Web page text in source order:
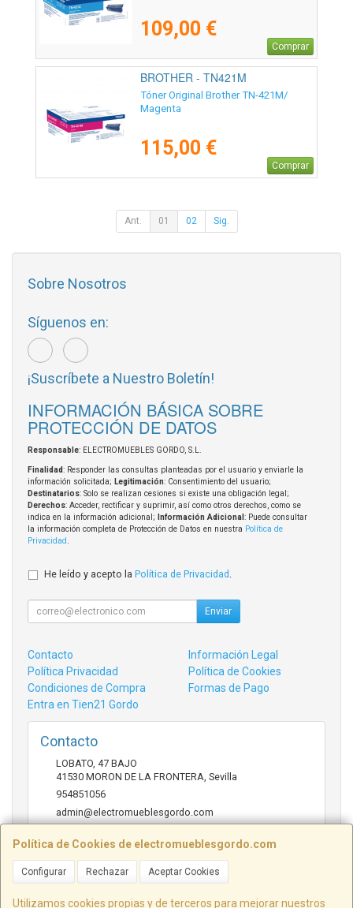
109,00 €
Comprar
BROTHER - TN421M
Tóner Original Brother TN-421M/
Magenta
115,00 €
Comprar
Ant. 01 02 Sig.
Política de Cookies de electromueblesgordo.com
Configurar Rechazar Aceptar Cookies
Utilizamos cookies propias y de terceros para mejorar nuestros
Sobre Nosotros
Síguenos en:
¡Suscríbete a Nuestro Boletín!
INFORMACIÓN BÁSICA SOBRE
PROTECCIÓN DE DATOS
Responsable: ELECTROMUEBLES GORDO, S.L.
Finalidad: Responder las consultas planteadas por el usuario y enviarle la
información solicitada; Legitimación: Consentimiento del usuario;
Destinatarios: Solo se realizan cesiones si existe una obligación legal;
Derechos: Acceder, rectificar y suprimir, así como otros derechos, como se
indica en la información adicional;
Información Adicional : Puede consultar
la información completa de Protección de Datos en nuestra Política de
Privacidad
He leído y acepto la Política de Privacidad
Enviar
Contacto
Información Legal
Política Privacidad
Política de Cookies
Condiciones de Compra
Formas de Pago
Entra en Tien21 Gordo
Contacto
LOBATO, 47 BAJO
41530 MORON DE LA FRONTERA Sevilla
954851056
admin@electromueblesgordo.com
Horario
cerrado.